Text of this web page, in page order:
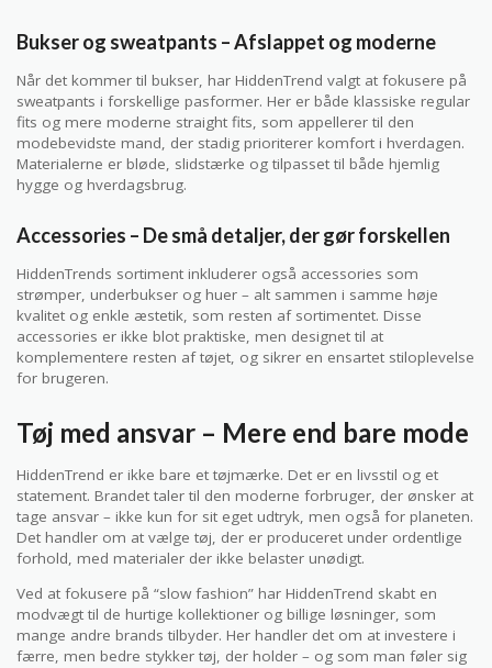
Bukser og sweatpants – Afslappet og moderne
Når det kommer til bukser, har HiddenTrend valgt at fokusere på
sweatpants i forskellige pasformer. Her er både klassiske regular
fits og mere moderne straight fits, som appellerer til den
modebevidste mand, der stadig prioriterer komfort i hverdagen.
Materialerne er bløde, slidstærke og tilpasset til både hjemlig
hygge og hverdagsbrug.
Accessories – De små detaljer, der gør forskellen
HiddenTrends sortiment inkluderer også accessories som
strømper, underbukser og huer – alt sammen i samme høje
kvalitet og enkle æstetik, som resten af sortimentet. Disse
accessories er ikke blot praktiske, men designet til at
komplementere resten af tøjet, og sikrer en ensartet stiloplevelse
for brugeren.
Tøj med ansvar – Mere end bare mode
HiddenTrend er ikke bare et tøjmærke. Det er en livsstil og et
statement. Brandet taler til den moderne forbruger, der ønsker at
tage ansvar – ikke kun for sit eget udtryk, men også for planeten.
Det handler om at vælge tøj, der er produceret under ordentlige
forhold, med materialer der ikke belaster unødigt.
Ved at fokusere på “slow fashion” har HiddenTrend skabt en
modvægt til de hurtige kollektioner og billige løsninger, som
mange andre brands tilbyder. Her handler det om at investere i
færre, men bedre stykker tøj, der holder – og som man føler sig